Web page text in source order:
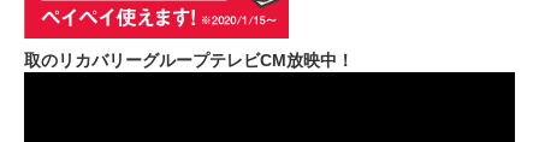
取のリカバリーグループテレビCM放映中！